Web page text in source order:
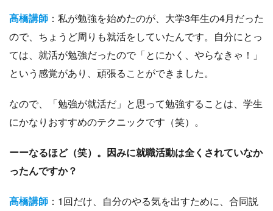
髙橋講師 ：私が勉強を始めたのが、大学3年生の4月だった
ので、ちょうど周りも就活をしていたんです。自分にとっ
ては、就活が勉強だったので「とにかく、やらなきゃ！」
という感覚があり、頑張ることができました。
なので、「勉強が就活だ」と思って勉強することは、学生
にかなりおすすめのテクニックです（笑）。
ーーなるほど（笑）。因みに就職活動は全くされていなか
ったんですか？
髙橋講師 ：1回だけ、自分のやる気を出すために、合同説